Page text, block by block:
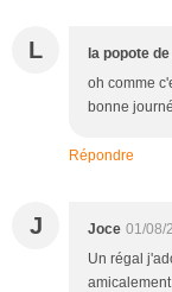
L la popote de
oh comme
bonne
Répondre
J Joce 01/08/
Un régal